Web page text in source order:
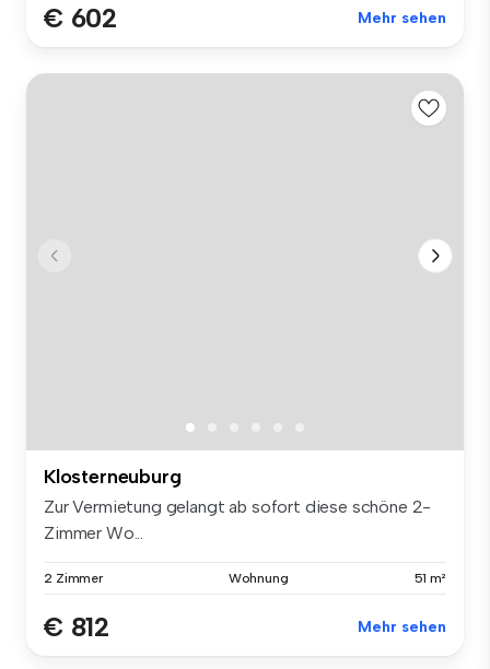
€ 602 Mehr sehen
Klosterneuburg
Zur Vermietung gelangt ab sofort diese schöne 2-
Zimmer Wo...
2 Zimmer Wohnung 51 m²
€ 812 Mehr sehen